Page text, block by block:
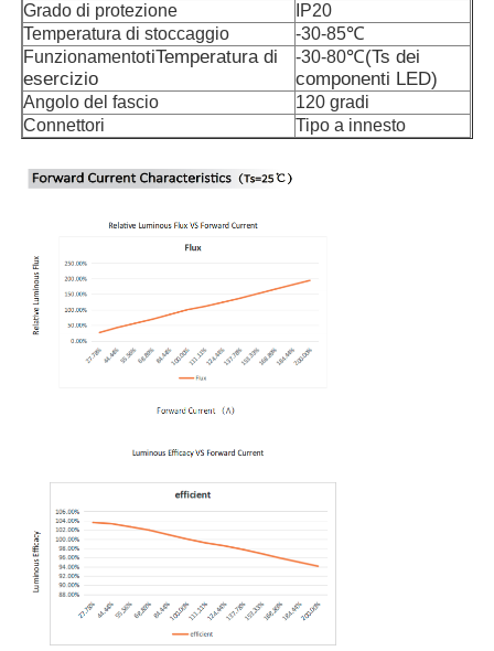
Grado di protezione
IP20
Temperatura di stoccaggio
-30-85℃
FunzionamentotiTemperatura di
esercizio
-30-80℃(Ts dei
componenti LED)
Angolo del fascio
120 gradi
Connettori
Tipo a innesto